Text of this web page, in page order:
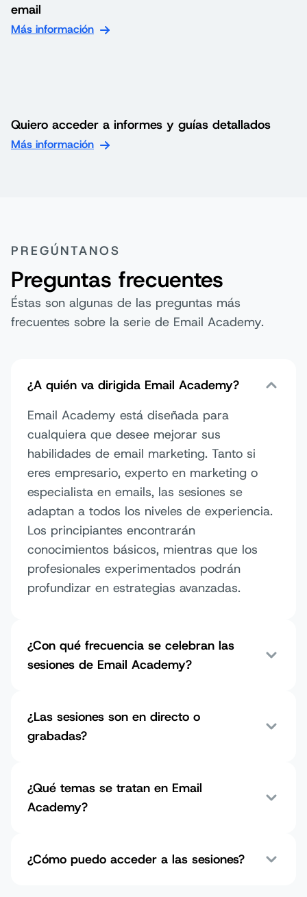
email
Más información
Quiero acceder a informes y guías detallados
Más información
PREGÚNTANOS
Preguntas frecuentes
Éstas son algunas de las preguntas más
frecuentes sobre la serie de Email Academy.
¿A quién va dirigida Email Academy?
Email Academy está diseñada para
cualquiera que desee mejorar sus
habilidades de email marketing. Tanto si
eres empresario, experto en marketing o
especialista en emails, las sesiones se
adaptan a todos los niveles de experiencia.
Los principiantes encontrarán
conocimientos básicos, mientras que los
profesionales experimentados podrán
profundizar en estrategias avanzadas.
¿Con qué frecuencia se celebran las
sesiones de Email Academy?
¿Las sesiones son en directo o
grabadas?
¿Qué temas se tratan en Email
Academy?
¿Cómo puedo acceder a las sesiones?